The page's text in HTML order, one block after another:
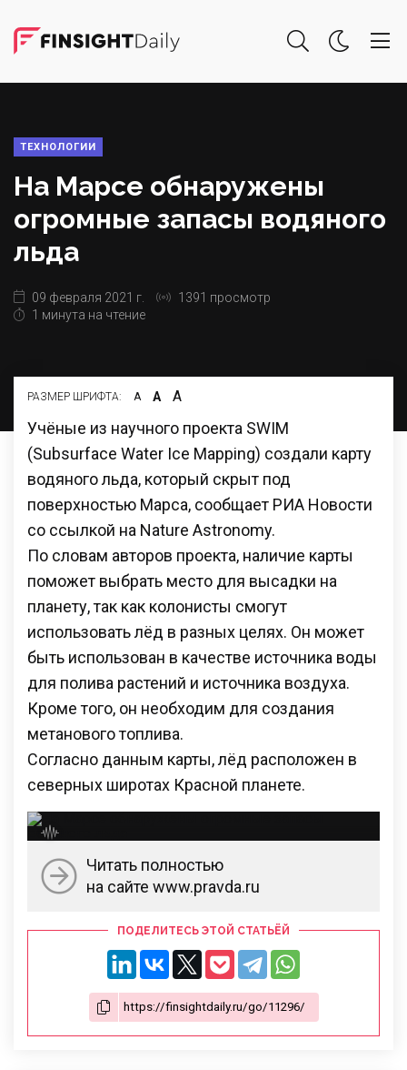
ТЕХНОЛОГИИ
На Марсе обнаружены
огромные запасы водяного
льда
09 февраля 2021 г.
1391 просмотр
1 минута на чтение
РАЗМЕР ШРИФТА: А А А
Учёные из научного проекта SWIM
(Subsurface Water Ice Mapping) создали карту
водяного льда, который скрыт под
поверхностью Марса, сообщает РИА Новости
со ссылкой на Nature Astronomy.
По словам авторов проекта, наличие карты
поможет выбрать место для высадки на
планету, так как колонисты смогут
использовать лёд в разных целях. Он может
быть использован в качестве источника воды
для полива растений и источника воздуха.
Кроме того, он необходим для создания
метанового топлива.
Согласно данным карты, лёд расположен в
северных широтах Красной планете.
Читать полностью
на сайте www.pravda.ru
ПОДЕЛИТЕСЬ ЭТОЙ СТАТЬЁЙ